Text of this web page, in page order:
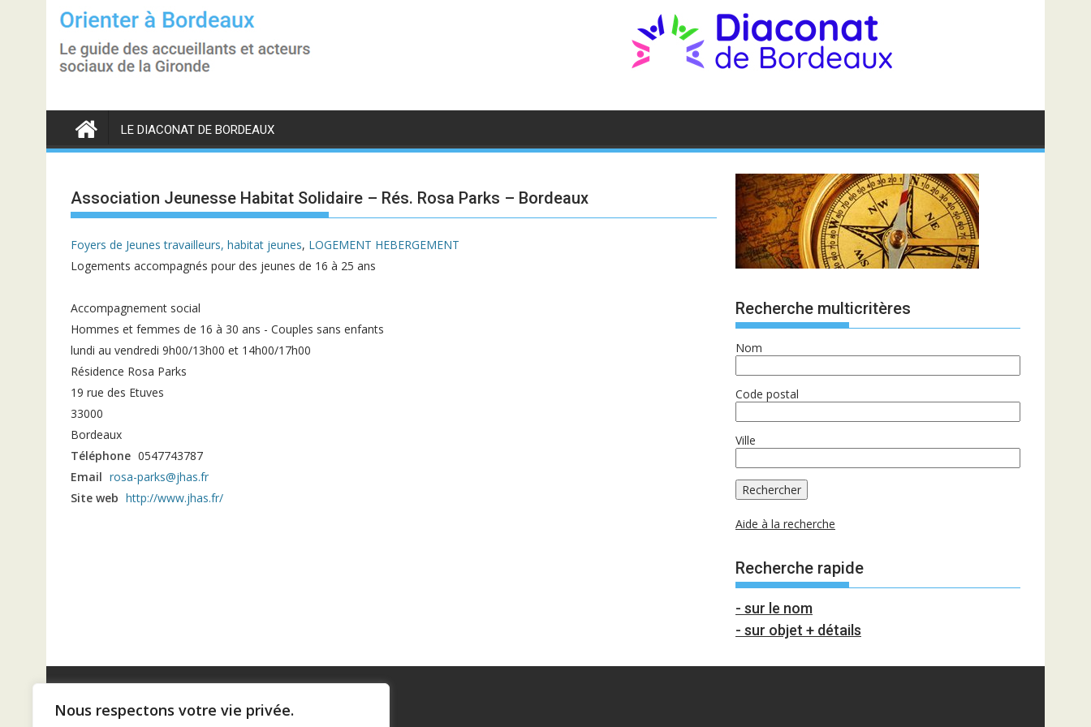
Nous respectons votre vie privée.
o
e
LE DIACONAT DE BORDEAUX
Association Jeunesse Habitat Solidaire – Rés. Rosa Parks – Bordeaux
Foyers de Jeunes travailleurs, habitat jeunes, LOGEMENT HEBERGEMENT
Logements accompagnés pour des jeunes de 16 à 25 ans
Accompagnement social
Hommes et femmes de 16 à 30 ans - Couples sans enfants
lundi au vendredi 9h00/13h00 et 14h00/17h00
Résidence Rosa Parks
19 rue des Etuves
33000
Bordeaux
Téléphone 0547743787
Email rosa-parks@jhas.fr
Site web http://www.jhas.fr/
Recherche multicritères
Nom
Code postal
Ville
Aide à la recherche
Recherche rapide
- sur le nom
- sur objet + détails